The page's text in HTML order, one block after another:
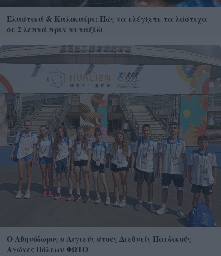
Ελαστικά & Καλοκαίρι: Πώς να ελέγξετε τα λάστιχα
σε 2 λεπτά πριν το ταξίδι
Ο Αθηνόδωρος ο Αιγιεύς στους Διεθνείς Παιδικούς
Αγώνες Πόλεων ΦΩΤΟ